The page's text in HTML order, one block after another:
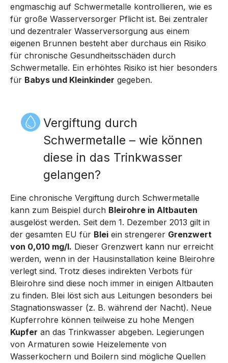
engmaschig auf Schwermetalle kontrollieren, wie es
für große Wasserversorger Pflicht ist. Bei zentraler
und dezentraler Wasserversorgung aus einem
eigenen Brunnen besteht aber durchaus ein Risiko
für chronische Gesundheitsschäden durch
Schwermetalle. Ein erhöhtes Risiko ist hier besonders
für Babys und Kleinkinder gegeben.
Vergiftung durch
Schwermetalle – wie können
diese in das Trinkwasser
gelangen?
Eine chronische Vergiftung durch Schwermetalle
kann zum Beispiel durch Bleirohre in Altbauten
ausgelöst werden. Seit dem 1. Dezember 2013 gilt in
der gesamten EU für Blei ein strengerer Grenzwert
von 0,010 mg/l. Dieser Grenzwert kann nur erreicht
werden, wenn in der Hausinstallation keine Bleirohre
verlegt sind. Trotz dieses indirekten Verbots für
Bleirohre sind diese noch immer in einigen Altbauten
zu finden. Blei löst sich aus Leitungen besonders bei
Stagnationswasser (z. B. während der Nacht). Neue
Kupferrohre können teilweise zu hohe Mengen
Kupfer an das Trinkwasser abgeben. Legierungen
von Armaturen sowie Heizelemente von
Wasserkochern und Boilern sind mögliche Quellen